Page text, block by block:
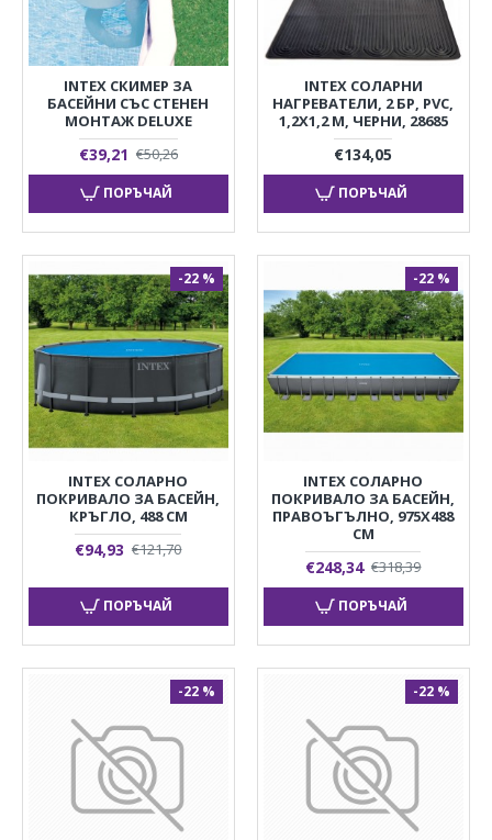
INTEX СКИМЕР ЗА
БАСЕЙНИ СЪС СТЕНЕН
МОНТАЖ DELUXE
€39,21 €50,26
ПОРЪЧАЙ
INTEX СОЛАРНИ
НАГРЕВАТЕЛИ, 2 БР, PVC,
1,2X1,2 М, ЧЕРНИ, 28685
€134,05
ПОРЪЧАЙ
-22 %
INTEX СОЛАРНО
ПОКРИВАЛО ЗА БАСЕЙН,
КРЪГЛО, 488 СМ
€94,93 €121,70
ПОРЪЧАЙ
-22 %
INTEX СОЛАРНО
ПОКРИВАЛО ЗА БАСЕЙН,
ПРАВОЪГЪЛНО, 975X488
СМ
€248,34 €318,39
ПОРЪЧАЙ
-22 % -22 %